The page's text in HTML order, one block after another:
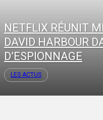
NETFLIX RÉUNIT
DAVID HARBOUR
D’ESPIONNAGE
LES ACTUS